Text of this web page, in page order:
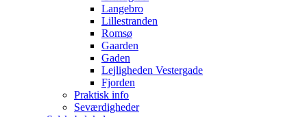
Langebro
Lillestranden
Romsø
Gaarden
Gaden
Lejligheden Vestergade
Fjorden
Praktisk info
Seværdigheder